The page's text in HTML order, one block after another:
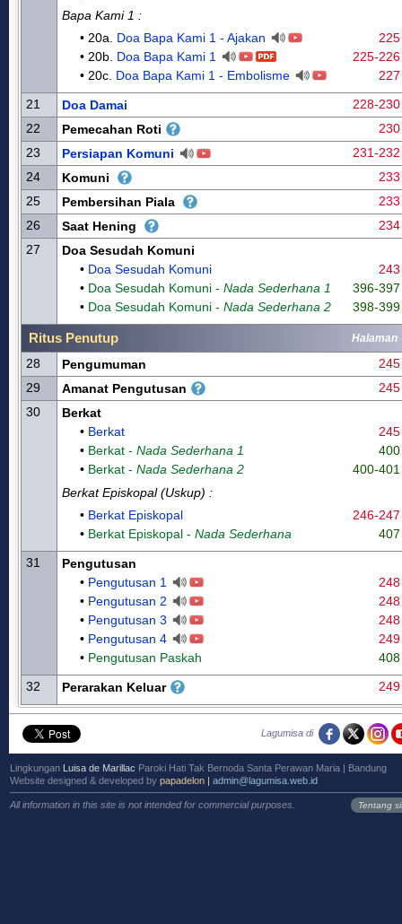
Bapa Kami 1 :
• 20a. Doa Bapa Kami 1 - Ajakan
225
• 20b. Doa Bapa Kami 1
225-226
• 20c. Doa Bapa Kami 1 - Embolisme
227
21
Doa Damai
228-230
22
Pemecahan Roti
230
23
Persiapan Komuni
231-232
24
Komuni
233
25
Pembersihan Piala
233
26
Saat Hening
234
27
Doa Sesudah Komuni
• Doa Sesudah Komuni
243
• Doa Sesudah Komuni - Nada Sederhana 1
396-397
• Doa Sesudah Komuni - Nada Sederhana 2 398-399
Ritus Penutup Halaman
28 Pengumuman
245
29
Amanat Pengutusan
245
30
Berkat
• Berkat
245
• Berkat - Nada Sederhana 1
400
• Berkat - Nada Sederhana 2
400-401
Berkat Episkopal (Uskup) :
• Berkat Episkopal
246-247
• Berkat Episkopal - Nada Sederhana
407
31
Pengutusan
• Pengutusan 1
248
• Pengutusan 2
248
• Pengutusan 3
248
• Pengutusan 4
249
• Pengutusan Paskah
408
32
Perarakan Keluar 249
Lagumisa di
Lingkungan Luisa de Marillac Paroki Hati Tak Bernoda Santa Perawan Maria | Bandung
Website designed & developed by papadelon | admin@lagumisa.web.id
All information in this site is not intended for commercial purposes. Tentang